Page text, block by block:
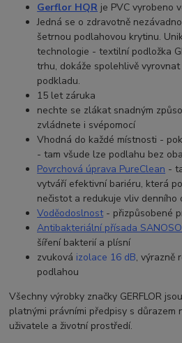
Gerflor HQR je PVC vyrobeno
Jedná se o zdravotně
šetrnou podlahovou krytinu.
technologie - textilní podložka
trhu, dokáže spolehlivě
podkladu.
15 let záruka
nechte se zlákat snadným
zvládnete i svépomocí
Vhodná do každé místnosti -
- tam všude lze podlahu bez
Povrchová úprava PureClean -
vytváří efektivní bariéru, která
nečistot a redukuje vliv denního
Voděodoslnost- přizpůsobené
Antibakteriální přísada SANOSO
šíření bakterií a plísní
zvuková izolace 16 dB, výrazně
podlahou
Všechny výrobky značky GERFLOR
platnými právními předpisy s důrazem
uživatele a životní prostředí.